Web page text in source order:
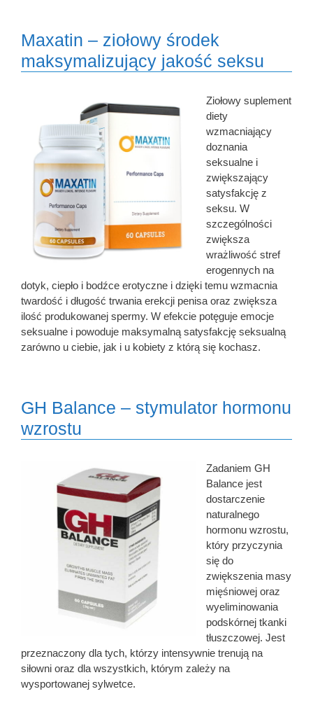
Maxatin – ziołowy środek
maksymalizujący jakość seksu
Ziołowy suplement
diety
wzmacniający
doznania
seksualne i
zwiększający
satysfakcję z
seksu. W
szczególności
zwiększa
wrażliwość stref
erogennych na
dotyk, ciepło i bodźce erotyczne i dzięki temu wzmacnia
twardość i długość trwania erekcji penisa oraz zwiększa
ilość produkowanej spermy. W efekcie potęguje emocje
seksualne i powoduje maksymalną satysfakcję seksualną
zarówno u ciebie, jak i u kobiety z którą się kochasz.
GH Balance – stymulator hormonu
wzrostu
Zadaniem GH
Balance jest
dostarczenie
naturalnego
hormonu wzrostu,
który przyczynia
się do
zwiększenia masy
mięśniowej oraz
wyeliminowania
podskórnej tkanki
tłuszczowej. Jest
przeznaczony dla tych, którzy intensywnie trenują na
siłowni oraz dla wszystkich, którym zależy na
wysportowanej sylwetce.